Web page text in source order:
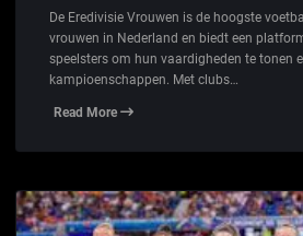
De Eredivisie Vrouwen is de hoogste
vrouwen in Nederland en biedt een
speelsters om hun vaardigheden te tonen
kampioenschappen. Met clubs…
Read More